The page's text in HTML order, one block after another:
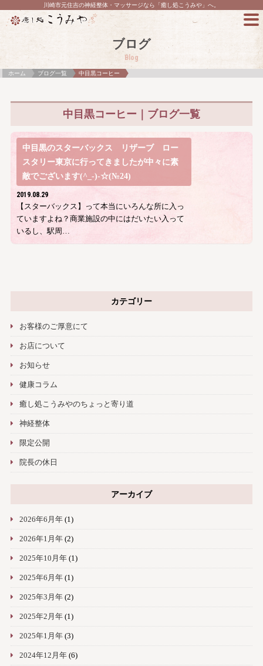
川崎市元住吉の神経整体・マッサージなら「癒し処こうみや」へ。
ブログ
Blog
ホーム ブログ一覧 中目黒コーヒー
中目黒コーヒー｜ブログ一覧
中目黒のスターバックス リザーブ ロー
スタリー東京に行ってきましたが中々に素
敵でございます(^_-)-☆(№24)
2019.08.29
【スターバックス】って本当にいろんな所に入っ
ていますよね？商業施設の中にはだいたい入って
いるし、駅周…
カテゴリー
お客様のご厚意にて
お店について
お知らせ
健康コラム
癒し処こうみやのちょっと寄り道
神経整体
限定公開
院長の休日
アーカイブ
2026年6月年(1)
2026年1月年(2)
2025年10月年(1)
2025年6月年(1)
2025年3月年(2)
2025年2月年(1)
2025年1月年(3)
2024年12月年(6)